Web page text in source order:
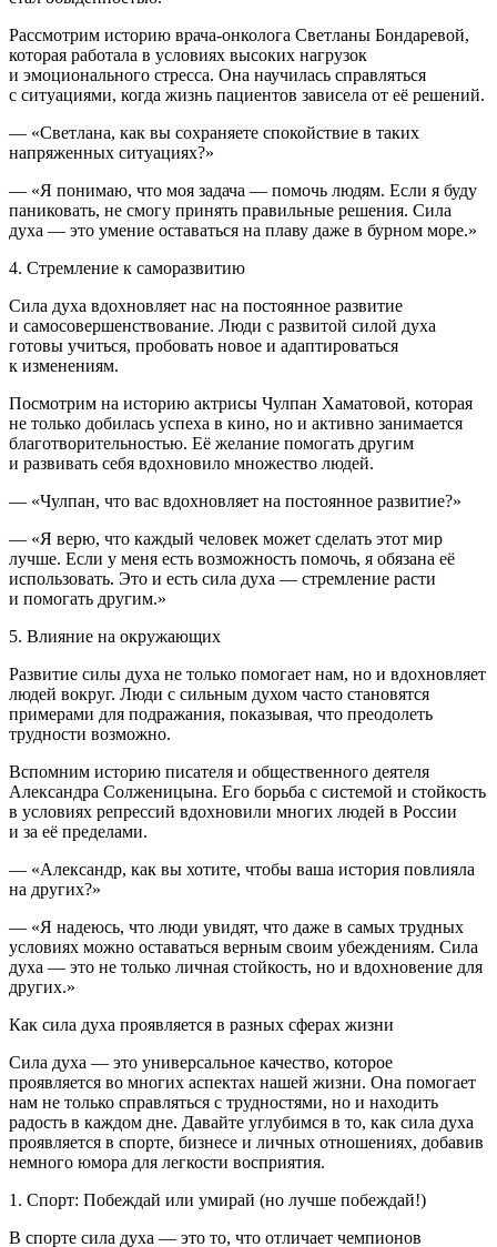
Рассмотрим историю врача-онколога Светланы Бондаревой,
которая работала в условиях высоких нагрузок
и эмоционального стресса. Она научилась справляться
с ситуациями, когда жизнь пациентов зависела от её решений.
— «Светлана, как вы сохраняете спокойствие в таких
напряженных ситуациях?»
— «Я понимаю, что моя задача — помочь людям. Если я буду
паниковать, не смогу принять правильные решения. Сила
духа — это умение оставаться на плаву даже в бурном море.»
4. Стремление к саморазвитию
Сила духа вдохновляет нас на постоянное развитие
и самосовершенствование. Люди с развитой силой духа
готовы учиться, пробовать новое и адаптироваться
к изменениям.
Посмотрим на историю актрисы Чулпан Хаматовой, которая
не только добилась успеха в кино, но и активно занимается
благотворительностью. Её желание помогать другим
и развивать себя вдохновило множество людей.
— «Чулпан, что вас вдохновляет на постоянное развитие?»
— «Я верю, что каждый человек может сделать этот мир
лучше. Если у меня есть возможность помочь, я обязана её
использовать. Это и есть сила духа — стремление расти
и помогать другим.»
5. Влияние на окружающих
Развитие силы духа не только помогает нам, но и вдохновляет
людей вокруг. Люди с сильным духом часто становятся
примерами для подражания, показывая, что преодолеть
трудности возможно.
Вспомним историю писателя и общественного деятеля
Александра Солженицына. Его борьба с системой и стойкость
в условиях репрессий вдохновили многих людей в России
и за её пределами.
— «Александр, как вы хотите, чтобы ваша история повлияла
на других?»
— «Я надеюсь, что люди увидят, что даже в самых трудных
условиях можно оставаться верным своим убеждениям. Сила
духа — это не только личная стойкость, но и вдохновение для
других.»
Как сила духа проявляется в разных сферах жизни
Сила духа — это универсальное качество, которое
проявляется во многих аспектах нашей жизни. Она помогает
нам не только справляться с трудностями, но и находить
радость в каждом дне. Давайте углубимся в то, как сила духа
проявляется в спорте, бизнесе и личных отношениях, добавив
немного юмора для легкости восприятия.
1. Спорт: Побеждай или умирай (но лучше побеждай!)
В спорте сила духа — это то, что отличает чемпионов